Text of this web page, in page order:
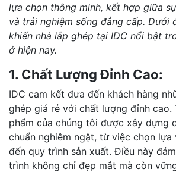
lựa chọn thông minh, kết hợp giữa
và trải nghiệm sống đẳng cấp. Dưới
khiến nhà lắp ghép tại IDC nổi bật
ở hiện nay.
1. Chất Lượng Đỉnh Cao:
IDC cam kết đưa đến khách hàng
ghép giá rẻ với chất lượng đỉnh cao.
phẩm của chúng tôi được xây dựng
chuẩn nghiêm ngặt, từ việc chọn
đến quy trình sản xuất. Điều này
trình không chỉ đẹp mắt mà còn